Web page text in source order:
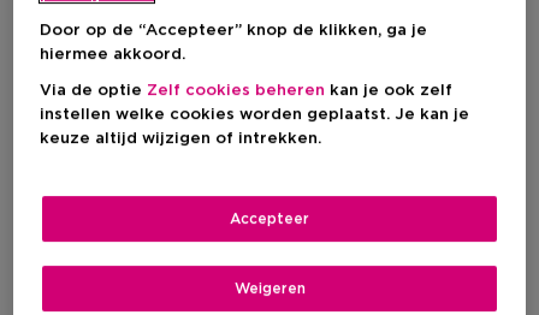
Olijfolie uit Spanje
Olijfolie is al eeuwenlang een favoriet rond de Middellandse
Zee. Deze plantaardige olie zit volonverzadigdevetzuren,
voor je huid en haar! In zijn puurheid of in een behandeling
dringt het diep door om je huid te
Door op de “Accepteer” knop de klikken, ga je
hiermee akkoord.
Via de optie Zelf cookies beheren kan je ook zelf
instellen welke cookies worden geplaatst. Je kan je
keuze altijd wijzigen of intrekken.
Weigeren
Accepteer